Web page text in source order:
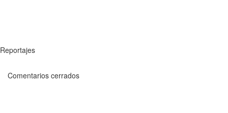
Reportajes
Comentarios cerrados